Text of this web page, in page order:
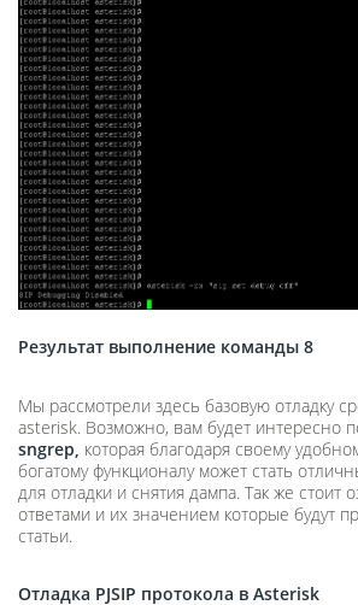
Результат выполнение команды 8
Мы рассмотрели здесь базовую отладку
asterisk. Возможно, вам будет интересно
sngrep, которая благодаря своему
богатому функционалу может стать
для отладки и снятия дампа. Так же стоит
ответами и их значением которые будут
статьи.
Отладка PJSIP протокола в Asterisk